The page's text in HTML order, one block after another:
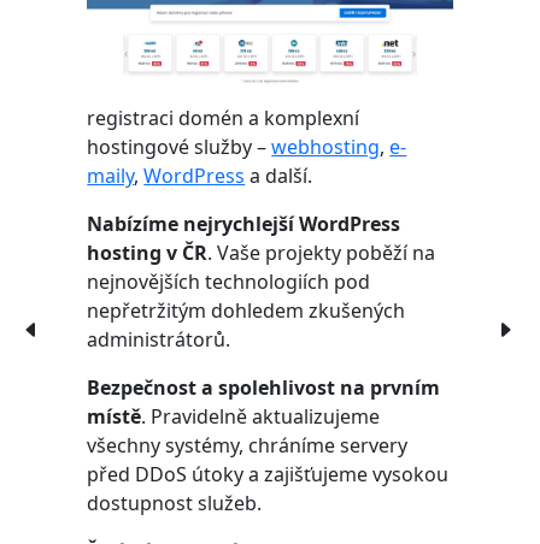
registraci domén a komplexní
hostingové služby –webhosting,e-
maily,WordPress a další.
Nabízíme nejrychlejší WordPress
hosting v ČR. Vaše projekty poběží na
nejnovějších technologiích pod
nepřetržitým dohledem zkušených
administrátorů.
Bezpečnost a spolehlivost na prvním
místě. Pravidelně aktualizujeme
všechny systémy, chráníme servery
před DDoS útoky a zajišťujeme vysokou
dostupnost služeb.